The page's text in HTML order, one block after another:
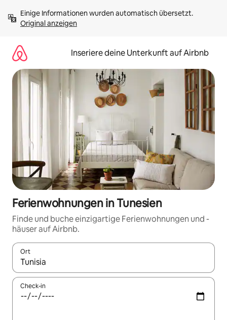
Inhalten
springenOriginal anzeigen
Inseriere deine Unterkunft auf Airbnb
Ferienwohnungen in Tunesien
Finde und buche einzigartige Ferienwohnungen und -
häuser auf Airbnb.
Ort
Wenn Ergebnisse verfügbar sind, navigiere mit den
Check-in